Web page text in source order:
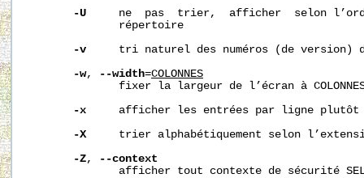
-U
ne  pas  trier,  afficher  selon
              répertoire
-v
tri naturel des numéros (de version)
-w, --width=COLONNES
fixer la largeur de l’écran à
-x
afficher les entrées par ligne plutôt
-X
trier alphabétiquement selon
-Z,
--context
afficher tout contexte de sécurité